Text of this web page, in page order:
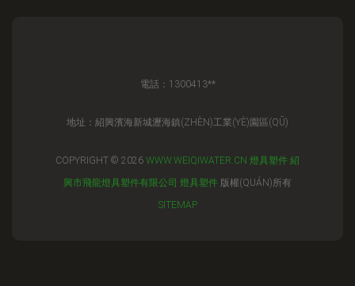
電話：1300413**
地址：紹興濱海新城瀝海鎮(ZHÈN)工業(YÈ)園區(QŪ)
COPYRIGHT © 2026 WWW.WEIQIWATER.CN 燈具塑件 紹
興市飛龍燈具塑件有限公司 燈具塑件 版權(QUÁN)所有
SITEMAP